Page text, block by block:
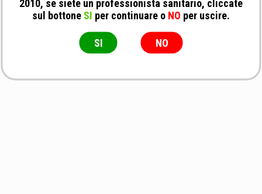
2010, se siete un professionista sanitario, cliccate
sul bottone SI per continuare o NO per uscire.
SI NO